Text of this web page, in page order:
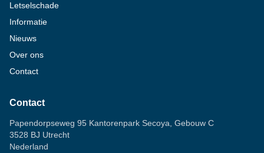
Letselschade
Informatie
Nieuws
Over ons
Contact
Contact
Papendorpseweg 95 Kantorenpark Secoya, Gebouw C
3528 BJ Utrecht
Nederland